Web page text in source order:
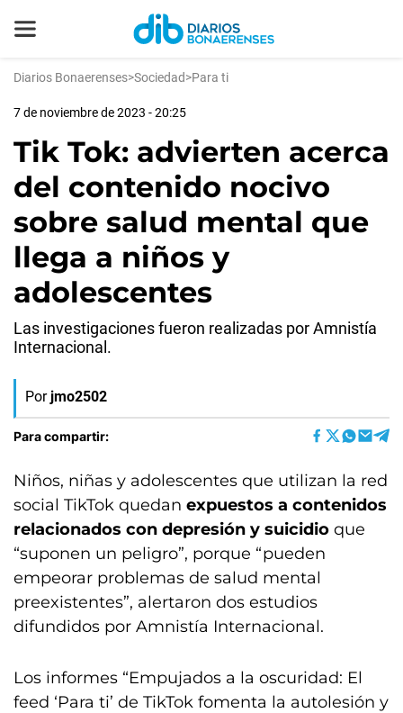
Diarios Bonaerenses>Sociedad>Para ti
7 de noviembre de 2023 - 20:25
Tik Tok: advierten acerca
del contenido nocivo
sobre salud mental que
llega a niños y
adolescentes
Las investigaciones fueron realizadas por Amnistía
Internacional.
Por jmo2502
Para compartir:
Niños, niñas y adolescentes que utilizan la red
social TikTok quedan expuestos a contenidos
relacionados con depresión y suicidio que
“suponen un peligro”, porque “pueden
empeorar problemas de salud mental
preexistentes”, alertaron dos estudios
difundidos por Amnistía Internacional.
Los informes “Empujados a la oscuridad: El
feed ‘Para ti’ de TikTok fomenta la autolesión y